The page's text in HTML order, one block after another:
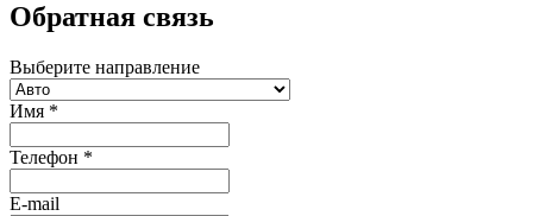
Обратная связь
Выберите направление
Имя *
Телефон *
E-mail